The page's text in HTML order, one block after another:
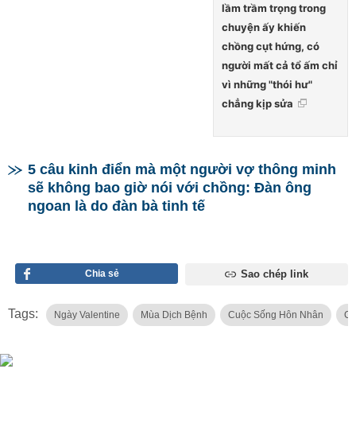
lầm trầm trọng trong
chuyện ấy khiến
chồng cụt hứng, có
người mất cả tổ ấm chỉ
vì những "thói hư"
chẳng kịp sửa
5 câu kinh điển mà một người vợ thông minh
sẽ không bao giờ nói với chồng: Đàn ông
ngoan là do đàn bà tinh tế
Chia sẻ Sao chép link
Tags: Ngày Valentine Mùa Dịch Bệnh Cuộc Sống Hôn Nhân